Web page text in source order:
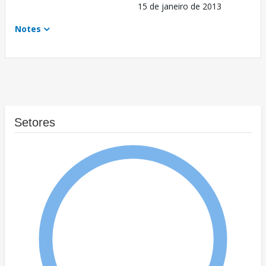
15 de janeiro de 2013
Notes
Setores